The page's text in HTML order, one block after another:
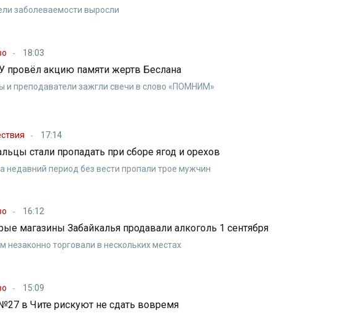
заболеваемости выросли
18:03
провёл акцию памяти жертв Беслана
и преподаватели зажгли свечи в слово «ПОМНИМ»
17:14
стали пропадать при сборе ягод и орехов
недавний период без вести пропали трое мужчин
16:12
магазины Забайкалья продавали алкоголь 1 сентября
незаконно торговали в нескольких местах
15:09
в Чите рискуют не сдать вовремя